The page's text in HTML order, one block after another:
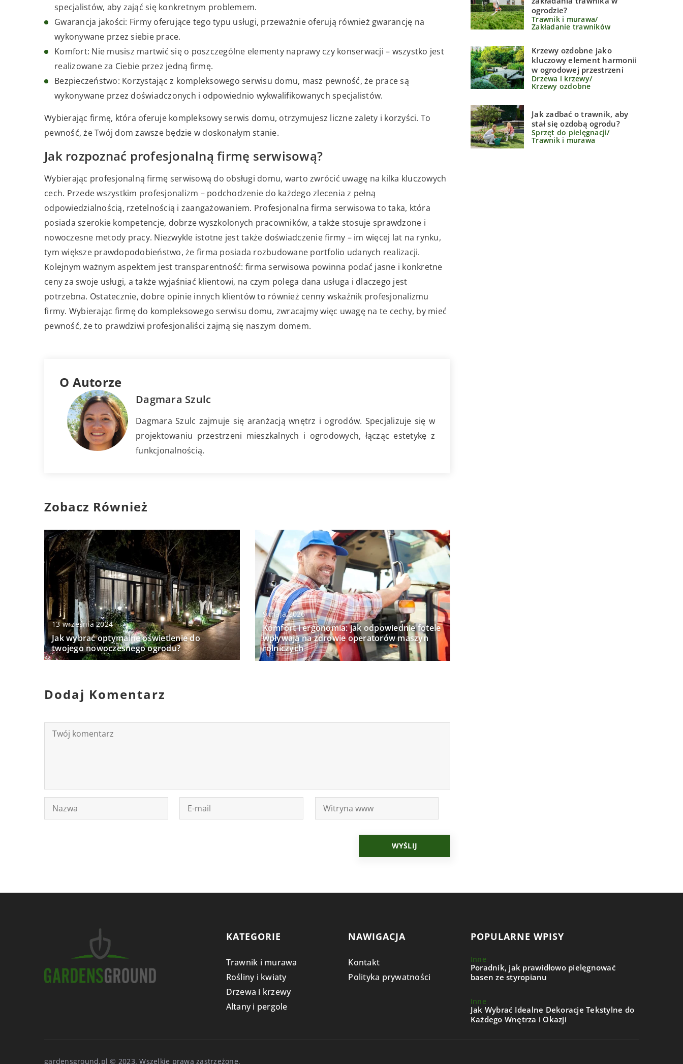
specjalistów, aby zająć się konkretnym problemem.
Gwarancja jakości: Firmy oferujące tego typu usługi, przeważnie oferują również gwarancję na
wykonywane przez siebie prace.
Komfort: Nie musisz martwić się o poszczególne elementy naprawy czy konserwacji – wszystko jest
realizowane za Ciebie przez jedną firmę.
Bezpieczeństwo: Korzystając z kompleksowego serwisu domu, masz pewność, że prace są
wykonywane przez doświadczonych i odpowiednio wykwalifikowanych specjalistów.
Wybierając firmę, która oferuje kompleksowy serwis domu, otrzymujesz liczne zalety i korzyści. To
pewność, że Twój dom zawsze będzie w doskonałym stanie.
Jak rozpoznać profesjonalną firmę serwisową?
Wybierając profesjonalną firmę serwisową do obsługi domu, warto zwrócić uwagę na kilka kluczowych
cech. Przede wszystkim profesjonalizm – podchodzenie do każdego zlecenia z pełną
odpowiedzialnością, rzetelnością i zaangażowaniem. Profesjonalna firma serwisowa to taka, która
posiada szerokie kompetencje, dobrze wyszkolonych pracowników, a także stosuje sprawdzone i
nowoczesne metody pracy. Niezwykle istotne jest także doświadczenie firmy – im więcej lat na rynku,
tym większe prawdopodobieństwo, że firma posiada rozbudowane portfolio udanych realizacji.
Kolejnym ważnym aspektem jest transparentność: firma serwisowa powinna podać jasne i konkretne
ceny za swoje usługi, a także wyjaśniać klientowi, na czym polega dana usługa i dlaczego jest
potrzebna. Ostatecznie, dobre opinie innych klientów to również cenny wskaźnik profesjonalizmu
firmy. Wybierając firmę do kompleksowego serwisu domu, zwracajmy więc uwagę na te cechy, by mieć
pewność, że to prawdziwi profesjonaliści zajmą się naszym domem.
O Autorze
Dagmara Szulc
Dagmara Szulc zajmuje się aranżacją wnętrz i ogrodów. Specjalizuje się w
projektowaniu przestrzeni mieszkalnych i ogrodowych, łącząc estetykę z
funkcjonalnością.
Zobacz Również
13 września 2024
Jak wybrać optymalne oświetlenie do
twojego nowoczesnego ogrodu?
9 maja 2026
Komfort i ergonomia: jak odpowiednie fotele
wpływają na zdrowie operatorów maszyn
rolniczych
Dodaj Komentarz
ogrodzie?
Trawnik i murawa/
Zakładanie trawników
Krzewy ozdobne jako
kluczowy element harmonii
w ogrodowej przestrzeni
Drzewa i krzewy/
Krzewy ozdobne
Jak zadbać o trawnik, aby
stał się ozdobą ogrodu?
Sprzęt do pielęgnacji/
Trawnik i murawa
KATEGORIE
Trawnik i murawa
Rośliny i kwiaty
Drzewa i krzewy
Altany i pergole
NAWIGACJA
Kontakt
Polityka prywatności
POPULARNE WPISY
Inne
Poradnik, jak prawidłowo pielęgnować
basen ze styropianu
Inne
Jak Wybrać Idealne Dekoracje Tekstylne do
Każdego Wnętrza i Okazji
gardensground.pl © 2023. Wszelkie prawa zastrzeżone.